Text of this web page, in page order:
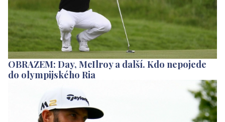
OBRAZEM: Day, McIlroy a další. Kdo nepojede
do olympijského Ria